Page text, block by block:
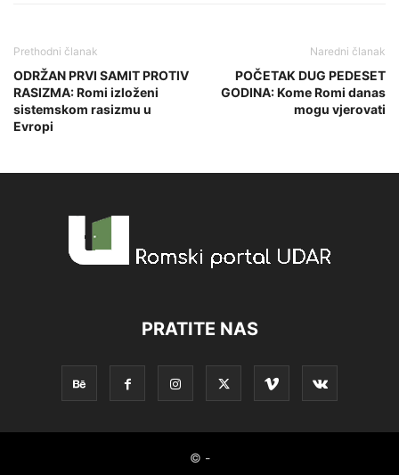
Prethodni članak
ODRŽAN PRVI SAMIT PROTIV
RASIZMA: Romi izloženi
sistemskom rasizmu u
Evropi
Naredni članak
POČETAK DUG PEDESET
GODINA: Kome Romi danas
mogu vjerovati
PRATITE NAS
© -